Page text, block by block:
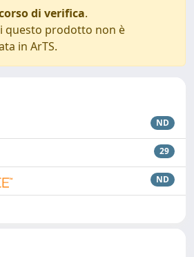
di verifica.
questo prodotto non è
in ArTS.
ND
29
ND